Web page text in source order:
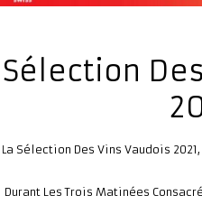
Sélection
L A Sélection Des Vins Vaudois
Durant Les Trois Matinées